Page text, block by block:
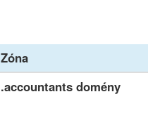
Zóna
.accountants domény